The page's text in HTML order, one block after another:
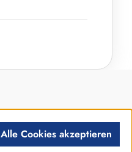
Alle Cookies akzeptieren